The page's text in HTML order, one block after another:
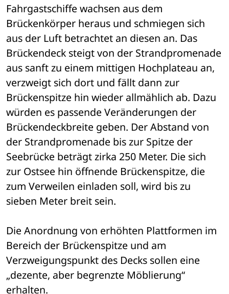
Fahrgastschiffe wachsen aus dem
Brückenkörper heraus und schmiegen sich
aus der Luft betrachtet an diesen an. Das
Brückendeck steigt von der Strandpromenade
aus sanft zu einem mittigen Hochplateau an,
verzweigt sich dort und fällt dann zur
Brückenspitze hin wieder allmählich ab. Dazu
würden es passende Veränderungen der
Brückendeckbreite geben. Der Abstand von
der Strandpromenade bis zur Spitze der
Seebrücke beträgt zirka 250 Meter. Die sich
zur Ostsee hin öffnende Brückenspitze, die
zum Verweilen einladen soll, wird bis zu
sieben Meter breit sein.
Die Anordnung von erhöhten Plattformen im
Bereich der Brückenspitze und am
Verzweigungspunkt des Decks sollen eine
„dezente, aber begrenzte Möblierung“
erhalten.